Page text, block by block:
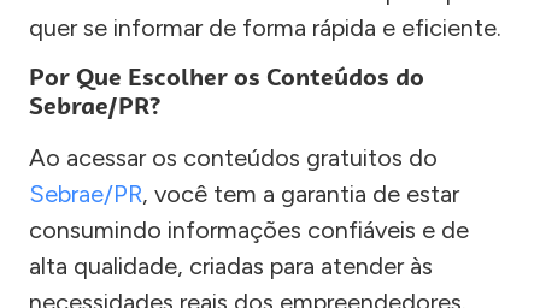
quer se informar de forma rápida e eficiente.
Por Que Escolher os Conteúdos do
Sebrae/PR?
Ao acessar os conteúdos gratuitos do
Sebrae/PR, você tem a garantia de estar
consumindo informações confiáveis e de
alta qualidade, criadas para atender às
necessidades reais dos empreendedores.